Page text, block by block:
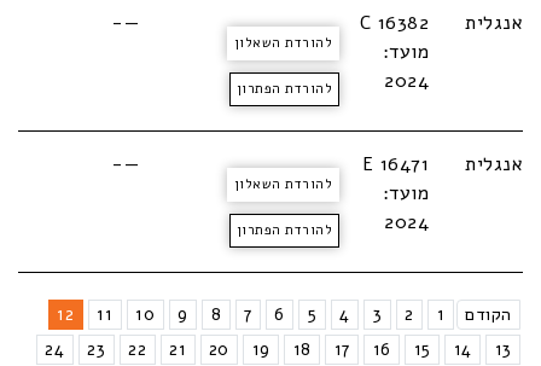
אנגלית
C 16382
מועד:
2024
להורדת השאלון
להורדת הפתרון
—-
אנגלית
E 16471
מועד:
2024
להורדת השאלון
להורדת הפתרון
—-
הקודם 1
2
3
4
5
6
7
8
9
10
11
12
13
14
15
16
17
18
19
20
21
22
23
24